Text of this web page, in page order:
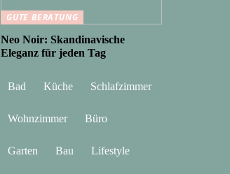
GUTE BERATUNG
Neo Noir: Skandinavische
Eleganz für jeden Tag
Bad Küche Schlafzimmer
Wohnzimmer Büro
Garten Bau Lifestyle